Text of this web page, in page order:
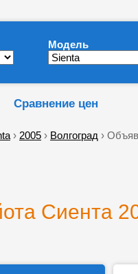
Модель
Сравнение цен
› 2005 › Волгоград ›
Сиента